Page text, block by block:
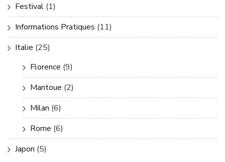
Festival (1)
Informations Pratiques (11)
Italie (25)
Florence (9)
Mantoue (2)
Milan (6)
Rome (6)
Japon (5)